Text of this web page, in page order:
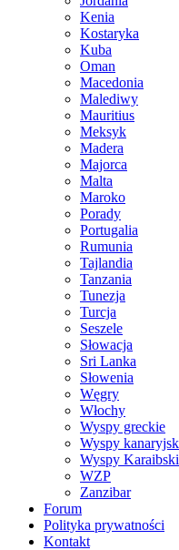
Kenia
Kostaryka
Kuba
Oman
Macedonia
Malediwy
Mauritius
Meksyk
Madera
Majorca
Malta
Maroko
Porady
Portugalia
Rumunia
Tajlandia
Tanzania
Tunezja
Turcja
Seszele
Słowacja
Sri Lanka
Słowenia
Węgry
Włochy
Wyspy greckie
Wyspy
Wyspy
WZP
Zanzibar
Forum
Polityka prywatności
Kontakt